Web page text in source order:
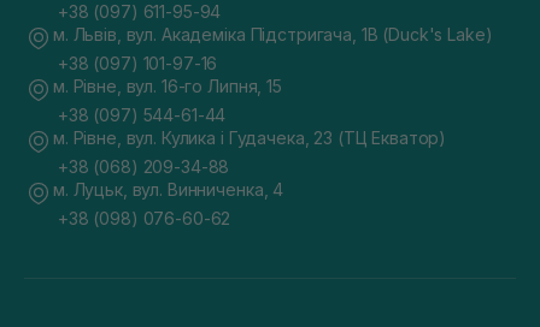
+38 (097) 611-95-94
м. Львів, вул. Академіка Підстригача, 1В (Duck's Lake)
+38 (097) 101-97-16
м. Рівне, вул. 16-го Липня, 15
+38 (097) 544-61-44
м. Рівне, вул. Кулика і Гудачека, 23 (ТЦ Екватор)
+38 (068) 209-34-88
м. Луцьк, вул. Винниченка, 4
+38 (098) 076-60-62